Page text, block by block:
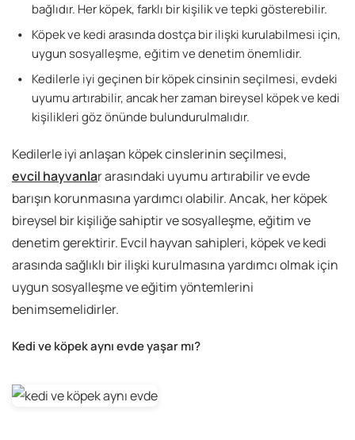
bağlıdır. Her köpek, farklı bir kişilik ve tepki gösterebilir.
Köpek ve kedi arasında dostça bir ilişki kurulabilmesi için,
uygun sosyalleşme, eğitim ve denetim önemlidir.
Kedilerle iyi geçinen bir köpek cinsinin seçilmesi, evdeki
uyumu artırabilir, ancak her zaman bireysel köpek ve kedi
kişilikleri göz önünde bulundurulmalıdır.
Kedilerle iyi anlaşan köpek cinslerinin seçilmesi,
evcil hayvanlar arasındaki uyumu artırabilir ve evde
barışın korunmasına yardımcı olabilir. Ancak, her köpek
bireysel bir kişiliğe sahiptir ve sosyalleşme, eğitim ve
denetim gerektirir. Evcil hayvan sahipleri, köpek ve kedi
arasında sağlıklı bir ilişki kurulmasına yardımcı olmak için
uygun sosyalleşme ve eğitim yöntemlerini
benimsemelidirler.
Kedi ve köpek aynı evde yaşar mı?